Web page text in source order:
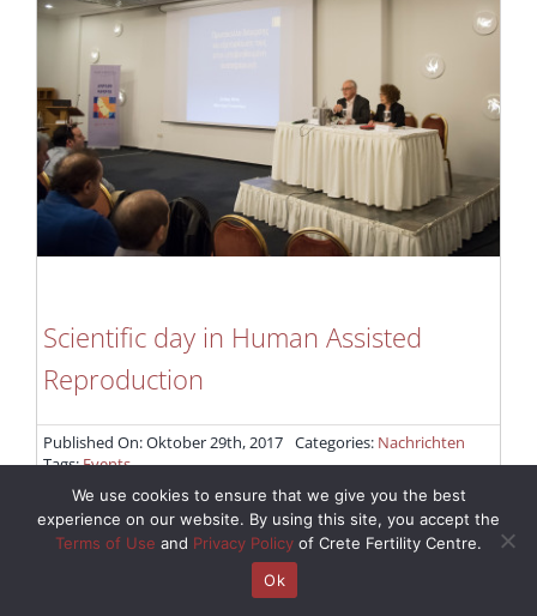
Scientific day in Human Assisted
Reproduction
Published On: Oktober 29th, 2017 Categories: Nachrichten
Tags:Events
March 2017, Heraklion - Greece Chairs: Mattheos Fraidakis, Aliki
Anyfantaki Speaker: Aliki Anyfantaki "New applications for
improvement of quality
We use cookies to ensure that we give you the best
experience on our website. By using this site, you accept the
Terms of Use and Privacy Policy of Crete Fertility Centre.
Ok